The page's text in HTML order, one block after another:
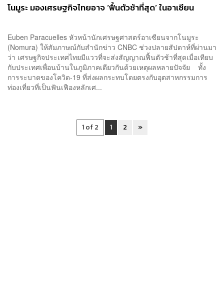
โนมูระ มองเศรษฐกิจไทยอาจ ‘ฟื้นตัวช้าที่สุด’ ในอาเซียน
Euben Paracuelles หัวหน้านักเศรษฐศาสตร์อาเซียนจากโนมูระ
(Nomura) ให้สัมภาษณ์กับสำนักข่าว CNBC ช่วงปลายสัปดาห์ที่ผ่านมา
ว่า เศรษฐกิจประเทศไทยมีแววที่จะส่งสัญญาณฟื้นตัวช้าที่สุดเมื่อเทียบ
กับประเทศเพื่อนบ้านในภูมิภาคเดียวกันด้วยเหตุผลหลายปัจจัย ทั้ง
การระบาดของโควิด-19 ที่ส่งผลกระทบโดยตรงกับอุตสาหกรรมการ
ท่องเที่ยวที่เป็นฟันเฟืองหลักเศ...
1 of 2 1 2 »